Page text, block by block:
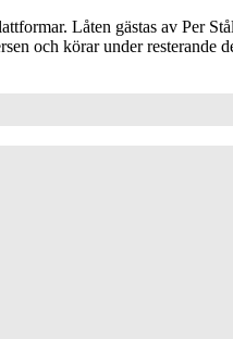
Låten gästas av Per
och körar under resterande